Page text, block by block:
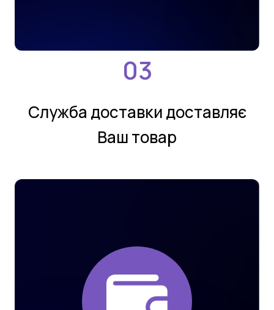
Службa дoстaвки дoстaвляє
Ваш товар